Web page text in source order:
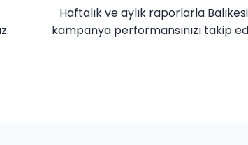
Haftalık ve aylık raporlarla
kampanya performansınızı takip